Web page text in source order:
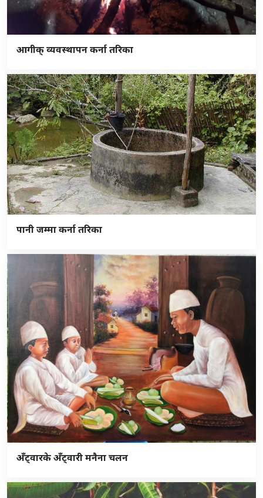
आगीक् व्यवस्थापन कर्ना तरिका
पानी जम्मा कर्ना तरिका
अँट्वारके अँट्वारी मनैना चलन